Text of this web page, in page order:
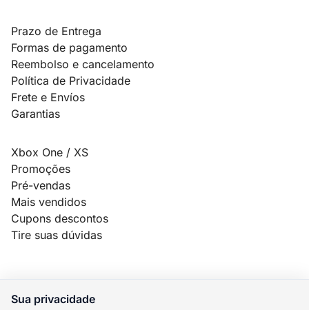
Prazo de Entrega
Formas de pagamento
Reembolso e cancelamento
Política de Privacidade
Frete e Envíos
Garantias
Xbox One / XS
Promoções
Pré-vendas
Mais vendidos
Cupons descontos
Tire suas dúvidas
Sua privacidade